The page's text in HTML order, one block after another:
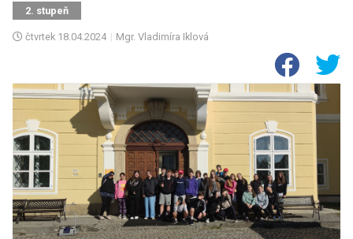
2. stupeň
čtvrtek 18.04.2024 | Mgr. Vladimíra Iklová